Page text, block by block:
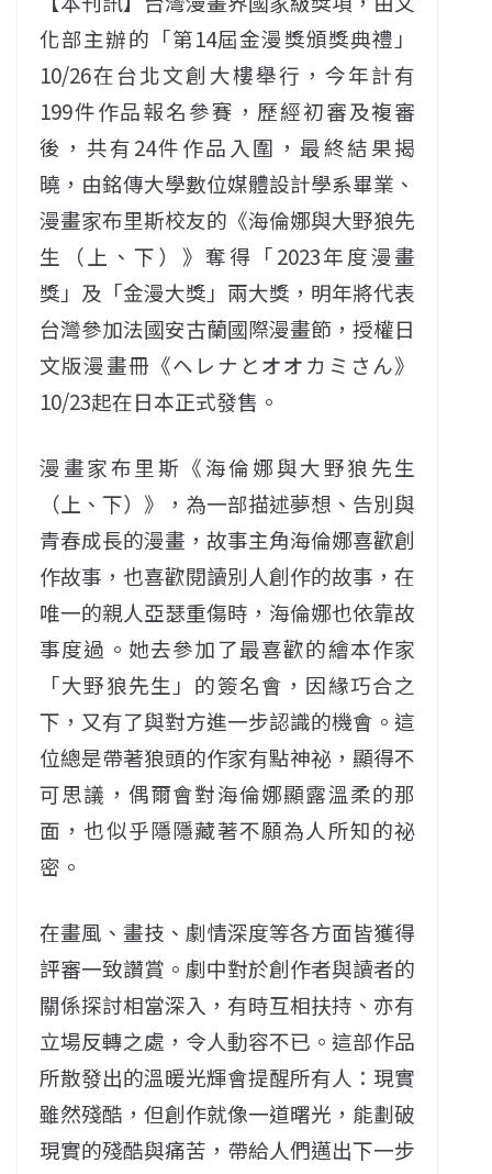
化部主辦的「第14屆金漫獎頒獎典禮」
10/26在台北文創大樓舉行，今年計有
199件作品報名參賽，歷經初審及複審
後，共有24件作品入圍，最終結果揭
曉，由銘傳大學數位媒體設計學系畢業、
漫畫家布里斯校友的《海倫娜與大野狼先
生（上、下）》奪得「2023年度漫畫
獎」及「金漫大獎」兩大獎，明年將代表
台灣參加法國安古蘭國際漫畫節，授權日
文版漫畫冊《ヘレナとオオカミさん》
10/23起在日本正式發售。
漫畫家布里斯《海倫娜與大野狼先生
（上、下）》，為一部描述夢想、告別與
青春成長的漫畫，故事主角海倫娜喜歡創
作故事，也喜歡閱讀別人創作的故事，在
唯一的親人亞瑟重傷時，海倫娜也依靠故
事度過。她去參加了最喜歡的繪本作家
「大野狼先生」的簽名會，因緣巧合之
下，又有了與對方進一步認識的機會。這
位總是帶著狼頭的作家有點神祕，顯得不
可思議，偶爾會對海倫娜顯露溫柔的那
面，也似乎隱隱藏著不願為人所知的祕
密。
在畫風、畫技、劇情深度等各方面皆獲得
評審一致讚賞。劇中對於創作者與讀者的
關係探討相當深入，有時互相扶持、亦有
立場反轉之處，令人動容不已。這部作品
所散發出的溫暖光輝會提醒所有人：現實
雖然殘酷，但創作就像一道曙光，能劃破
現實的殘酷與痛苦，帶給人們邁出下一步